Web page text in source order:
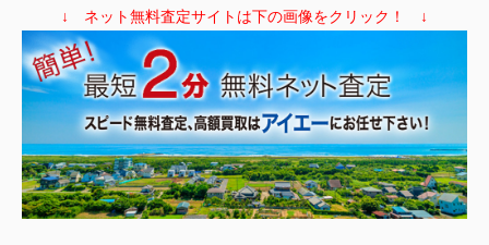
↓ ネット無料査定サイトは下の画像をクリック！ ↓